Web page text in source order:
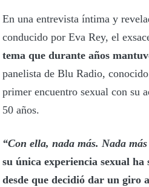
En una entrevista íntima y
conducido por Eva Rey, el
tema que durante años
panelista de Blu Radio,
primer encuentro sexual con su
50 años.
“Con ella, nada más. Nada
su única experiencia sexual
desde que decidió dar un giro